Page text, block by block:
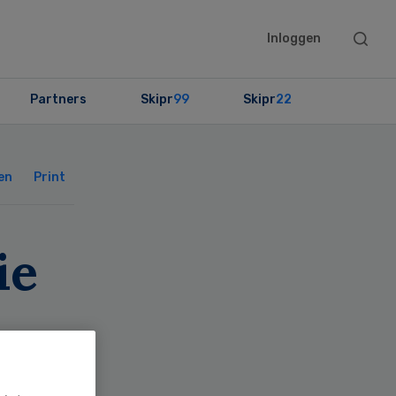
Inloggen
Search
Partners Skipr99 Skipr22
Print